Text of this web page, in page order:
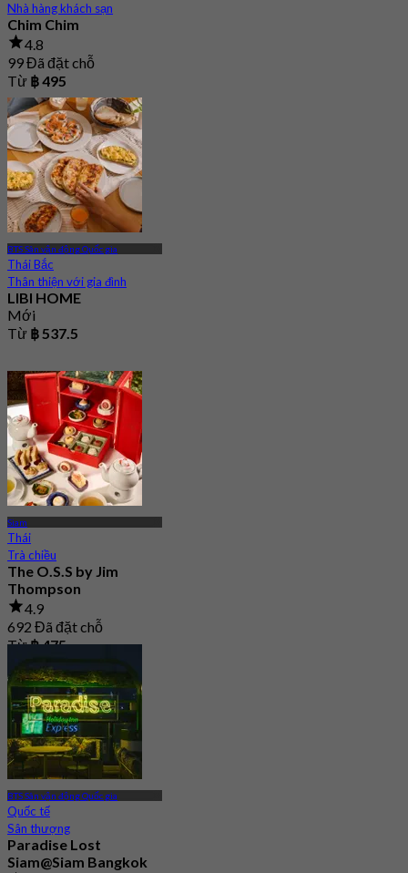
Nhà hàng khách sạn
Chim Chim
4.8
99 Đã đặt chỗ
Từ ฿ 495
BTS Sân vận động Quốc gia
Thái Bắc
Thân thiện với gia đình
LIBI HOME
Mới
Từ ฿ 537.5
Siam
Thái
Trà chiều
The O.S.S by Jim
Thompson
4.9
692 Đã đặt chỗ
Từ฿ 475
BTS Sân vận động Quốc gia
Quốc tế
Sân thượng
Paradise Lost
Siam@Siam Bangkok